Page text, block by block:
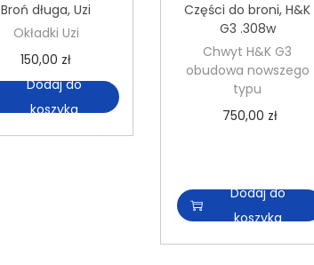
Broń długa,Uzi
Okładki Uzi
150,00 zł
Dodaj do
koszyka
Części do broni,H&K
G3 .308w
Chwyt H&K G3
obudowa nowszego
typu
750,00 zł
l
o
Dodaj do
koszyka